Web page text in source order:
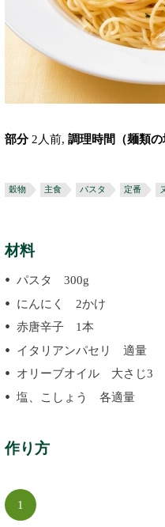
部分 2人前, 調理時間（麺類の
穀物 主食 パスタ 定番
材料
パスタ 300g
にんにく 2かけ
赤唐辛子 1本
イタリアンパセリ 適量
オリーブオイル 大さじ3
塩、こしょう 各適量
作り方
1